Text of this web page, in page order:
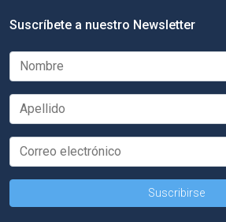
Suscríbete a nuestro Newsletter